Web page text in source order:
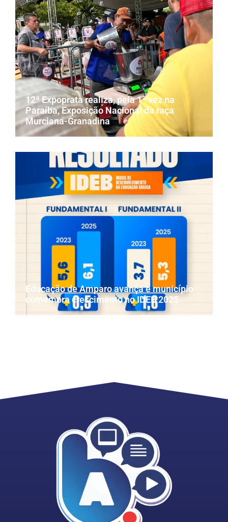
12ª Expoprata realiza, pela 1ª vez na
Paraíba, Exposição Nacional da raça
Murciana-Granadina
Educação de Amparo avança e município
comemora crescimento no IDEB 2025